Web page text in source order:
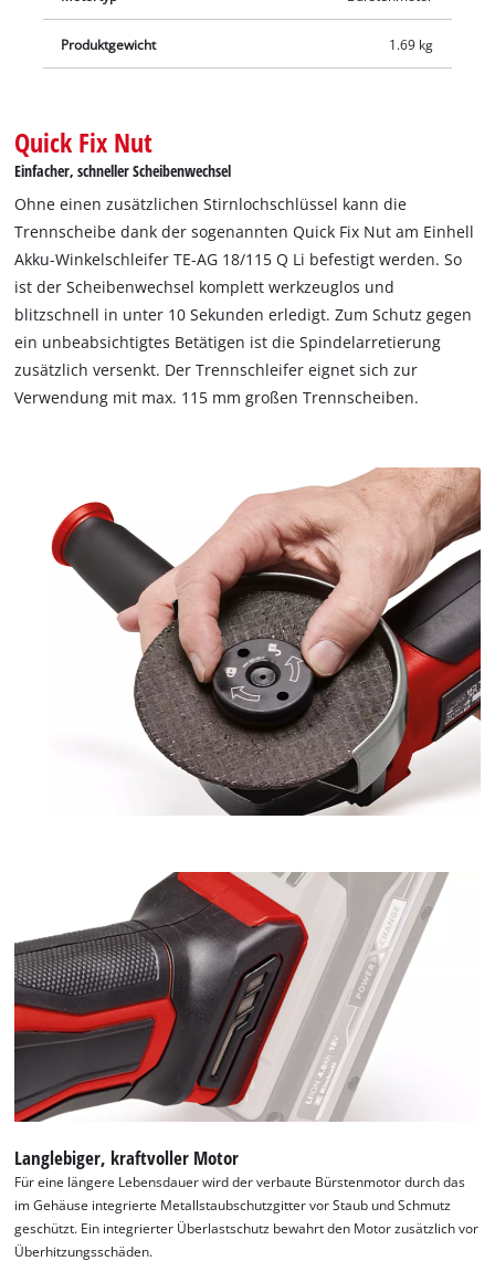
Produktgewicht 1.69 kg
Quick Fix Nut
Einfacher, schneller Scheibenwechsel
Ohne einen zusätzlichen Stirnlochschlüssel kann die
Trennscheibe dank der sogenannten Quick Fix Nut am Einhell
Akku-Winkelschleifer TE-AG 18/115 Q Li befestigt werden. So
ist der Scheibenwechsel komplett werkzeuglos und
blitzschnell in unter 10 Sekunden erledigt. Zum Schutz gegen
ein unbeabsichtigtes Betätigen ist die Spindelarretierung
zusätzlich versenkt. Der Trennschleifer eignet sich zur
Verwendung mit max. 115 mm großen Trennscheiben.
Langlebiger, kraftvoller Motor
Für eine längere Lebensdauer wird der verbaute Bürstenmotor durch das
im Gehäuse integrierte Metallstaubschutzgitter vor Staub und Schmutz
geschützt. Ein integrierter Überlastschutz bewahrt den Motor zusätzlich vor
Überhitzungsschäden.